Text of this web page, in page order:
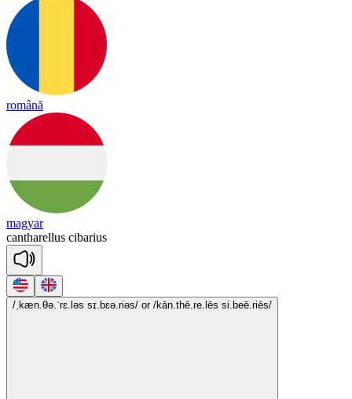
română
magyar
cantharellus cibarius
/ˌkæn.θə.ˈrɛ.ləs sɪ.bɛə.riəs/ or /kān.thē.re.lēs si.beē.riēs/